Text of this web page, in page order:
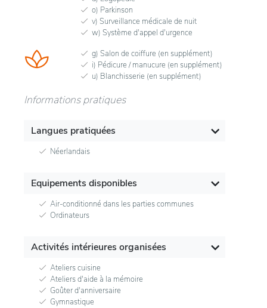
o) Parkinson
v) Surveillance médicale de nuit
w) Système d'appel d'urgence
g) Salon de coiffure (en supplément)
i) Pédicure / manucure (en supplément)
u) Blanchisserie (en supplément)
Informations pratiques
Langues pratiquées
Néerlandais
Equipements disponibles
Air-conditionné dans les parties communes
Ordinateurs
Activités intérieures organisées
Ateliers cuisine
Ateliers d'aide à la mémoire
Goûter d'anniversaire
Gymnastique